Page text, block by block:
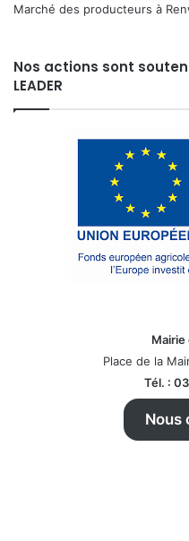
Marché des producteurs à
Nos actions sont
LEADER
Mairie
Place de la
Tél. :
Nous